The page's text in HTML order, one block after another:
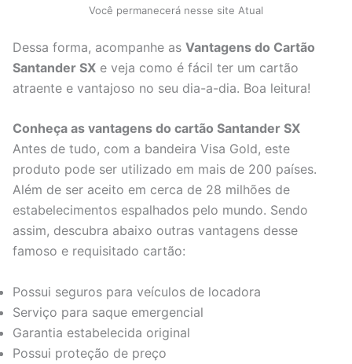
Você permanecerá nesse site Atual
Dessa forma, acompanhe as Vantagens do Cartão
Santander SX e veja como é fácil ter um cartão
atraente e vantajoso no seu dia-a-dia. Boa leitura!
Conheça as vantagens do cartão Santander SX
Antes de tudo, com a bandeira Visa Gold, este
produto pode ser utilizado em mais de 200 países.
Além de ser aceito em cerca de 28 milhões de
estabelecimentos espalhados pelo mundo. Sendo
assim, descubra abaixo outras vantagens desse
famoso e requisitado cartão:
Possui seguros para veículos de locadora
Serviço para saque emergencial
Garantia estabelecida original
Possui proteção de preço